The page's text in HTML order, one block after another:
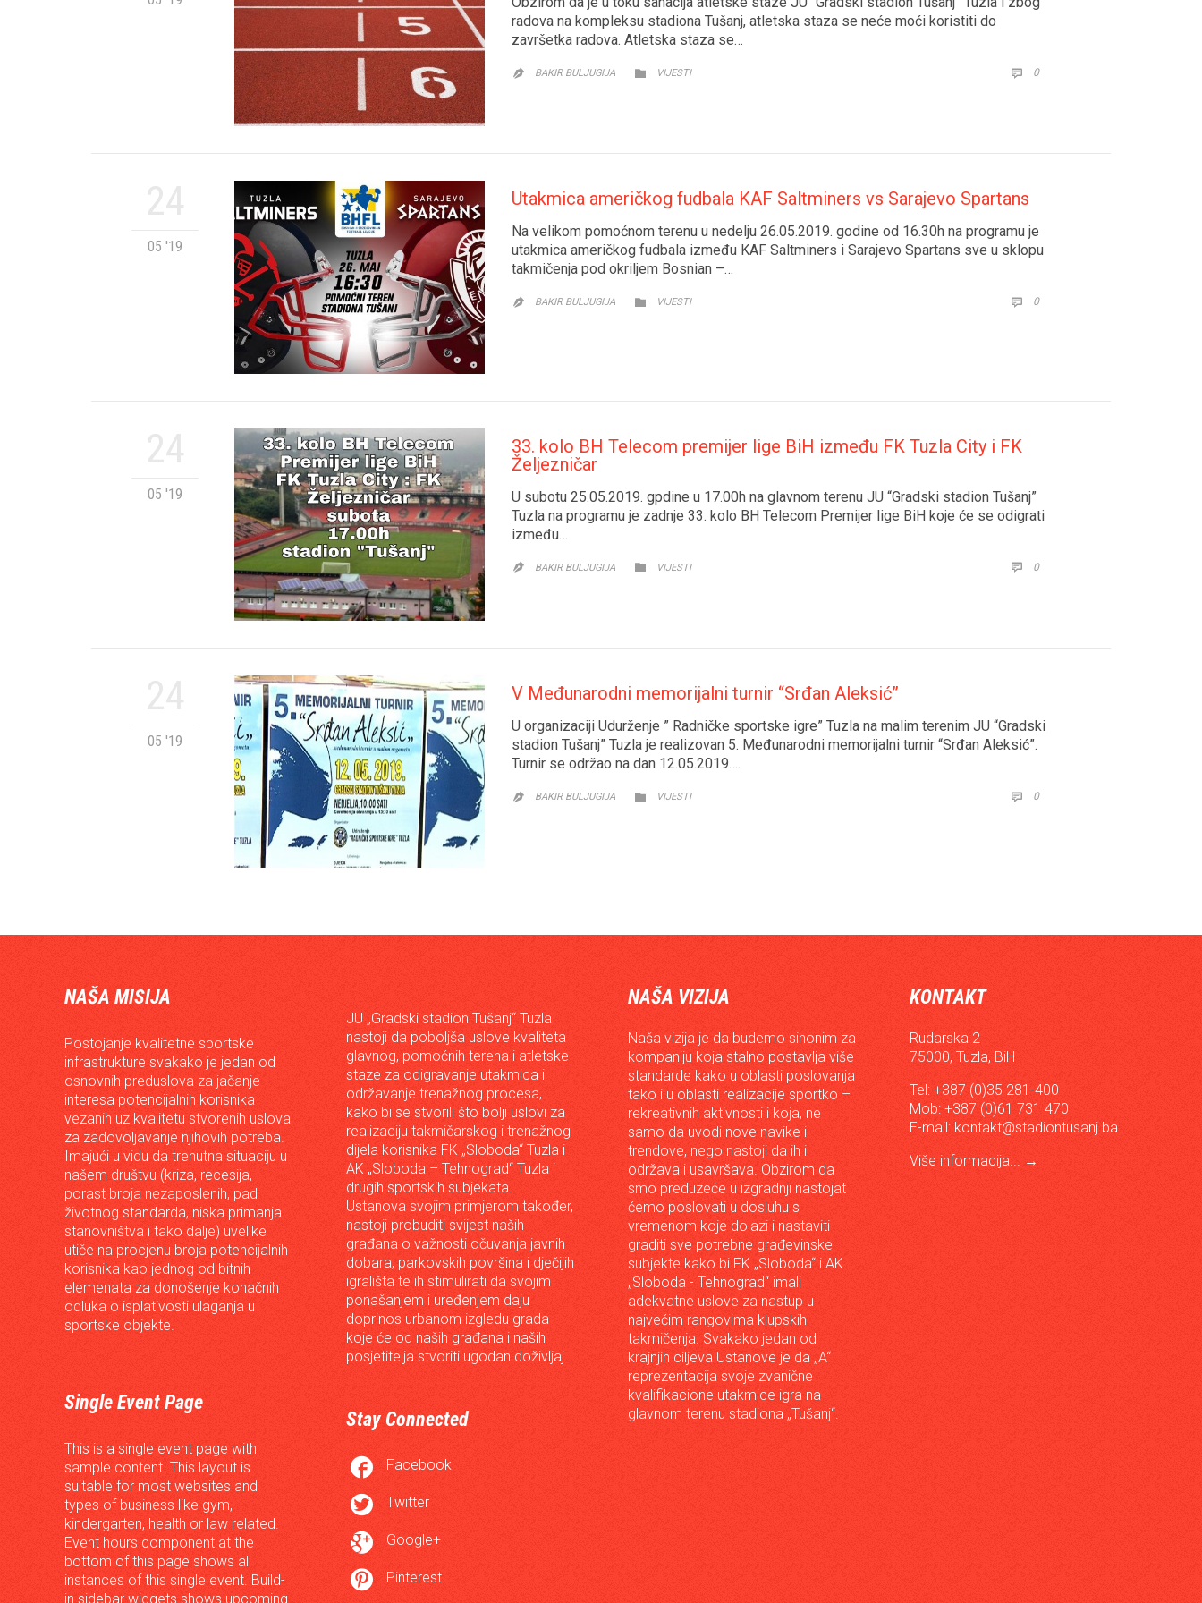
radova na kompleksu stadiona Tušanj, atletska staza se neće moći koristiti do
završetka radova. Atletska staza se…
 BAKIR BULJUGIJA  CATEGORY
VIJESTI  0COMMENTS
05 '19
Utakmica američkog fudbala KAF Saltminers vs Sarajevo Spartans
Na velikom pomoćnom terenu u nedelju 26.05.2019. godine od 16.30h na programu je
utakmica američkog fudbala između KAF Saltminers i Sarajevo Spartans sve u sklopu
takmičenja pod okriljem Bosnian –…
 BAKIR BULJUGIJA  CATEGORY
VIJESTI  0COMMENTS
05 '19
33. kolo BH Telecom premijer lige BiH između FK Tuzla City i FK
Željezničar
U subotu 25.05.2019. gpdine u 17.00h na glavnom terenu JU “Gradski stadion Tušanj”
Tuzla na programu je zadnje 33. kolo BH Telecom Premijer lige BiH koje će se odigrati
između…
 BAKIR BULJUGIJA  CATEGORY
VIJESTI  0COMMENTS
05 '19
V Međunarodni memorijalni turnir “Srđan Aleksić”
U organizaciji Udurženje ” Radničke sportske igre” Tuzla na malim terenim JU “Gradski
stadion Tušanj” Tuzla je realizovan 5. Međunarodni memorijalni turnir “Srđan Aleksić”.
Turnir se održao na dan 12.05.2019….
 BAKIR BULJUGIJA  CATEGORY
VIJESTI  0COMMENTS
NAŠA MISIJA
Postojanje kvalitetne sportske
infrastrukture svakako je jedan od
osnovnih preduslova za jačanje
interesa potencijalnih korisnika
vezanih uz kvalitetu stvorenih uslova
za zadovoljavanje njihovih potreba.
Imajući u vidu da trenutna situaciju u
našem društvu (kriza, recesija,
porast broja nezaposlenih, pad
životnog standarda, niska primanja
stanovništva i tako dalje) uvelike
utiče na procjenu broja potencijalnih
korisnika kao jednog od bitnih
elemenata za donošenje konačnih
odluka o isplativosti ulaganja u
sportske objekte.
Single Event Page
This is a single event page with
sample content. This layout is
suitable for most websites and
types of business like gym,
kindergarten, health or law related.
Event hours component at the
bottom of this page shows all
instances of this single event. Build-
in sidebar widgets shows upcoming
JU „Gradski stadion Tušanj“ Tuzla
nastoji da poboljša uslove kvaliteta
glavnog, pomoćnih terena i atletske
staze za odigravanje utakmica i
održavanje trenažnog procesa,
kako bi se stvorili što bolji uslovi za
realizaciju takmičarskog i trenažnog
dijela korisnika FK „Sloboda“ Tuzla i
AK „Sloboda – Tehnograd“ Tuzla i
drugih sportskih subjekata.
Ustanova svojim primjerom također,
nastoji probuditi svijest naših
građana o važnosti očuvanja javnih
dobara, parkovskih površina i dječijih
igrališta te ih stimulirati da svojim
ponašanjem i uređenjem daju
doprinos urbanom izgledu grada
koje će od naših građana i naših
posjetitelja stvoriti ugodan doživljaj.
Stay Connected
 Facebook
 Twitter
 Google+
 Pinterest
NAŠA VIZIJA
Naša vizija je da budemo sinonim za
kompaniju koja stalno postavlja više
standarde kako u oblasti poslovanja
tako i u oblasti realizacije sportko –
rekreativnih aktivnosti i koja, ne
samo da uvodi nove navike i
trendove, nego nastoji da ih i
održava i usavršava. Obzirom da
smo preduzeće u izgradnji nastojat
ćemo poslovati u dosluhu s
vremenom koje dolazi i nastaviti
graditi sve potrebne građevinske
subjekte kako bi FK „Sloboda“ i AK
„Sloboda - Tehnograd“ imali
adekvatne uslove za nastup u
najvećim rangovima klupskih
takmičenja. Svakako jedan od
krajnjih ciljeva Ustanove je da „A“
reprezentacija svoje zvanične
kvalifikacione utakmice igra na
glavnom terenu stadiona „Tušanj“.
KONTAKT
Rudarska 2
75000, Tuzla, BiH
Tel: +387 (0)35 281-400
Mob: +387 (0)61 731 470
E-mail: kontakt@stadiontusanj.ba
Više informacija... →